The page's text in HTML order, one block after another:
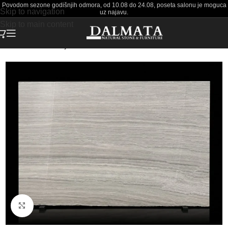
Skip to navigation
Povodom sezone godišnjih odmora, od 10.08 do 24.08, poseta salonu je moguca
uz najavu.
Click to enlarge